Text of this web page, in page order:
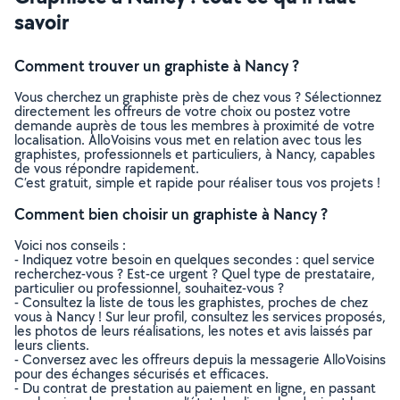
savoir
Comment trouver un graphiste à Nancy ?
Vous cherchez un graphiste près de chez vous ? Sélectionnez
directement les offreurs de votre choix ou postez votre
demande auprès de tous les membres à proximité de votre
localisation. AlloVoisins vous met en relation avec tous les
graphistes, professionnels et particuliers, à Nancy, capables
de vous répondre rapidement.
C’est gratuit, simple et rapide pour réaliser tous vos projets !
Comment bien choisir un graphiste à Nancy ?
Voici nos conseils :
- Indiquez votre besoin en quelques secondes : quel service
recherchez-vous ? Est-ce urgent ? Quel type de prestataire,
particulier ou professionnel, souhaitez-vous ?
- Consultez la liste de tous les graphistes, proches de chez
vous à Nancy ! Sur leur profil, consultez les services proposés,
les photos de leurs réalisations, les notes et avis laissés par
leurs clients.
- Conversez avec les offreurs depuis la messagerie AlloVoisins
pour des échanges sécurisés et efficaces.
- Du contrat de prestation au paiement en ligne, en passant